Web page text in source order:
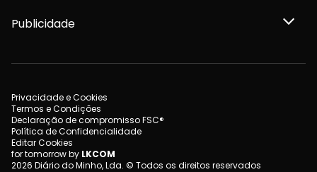
Publicidade
Privacidade e Cookies
Termos e Condições
Declaração de compromisso FSC®
Política de Confidencialidade
Editar Cookies
for tomorrow by LKCOM
2026 Diário do Minho, Lda. © Todos os direitos reservados